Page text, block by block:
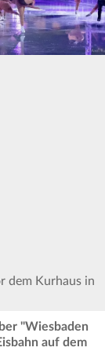
dem Kurhaus in
"Wiesbaden
auf dem